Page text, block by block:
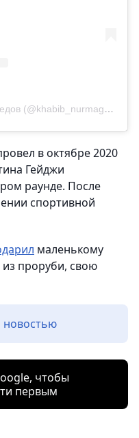
Публикация от Хабиб Нурмагомедов (@khabib_nurmagomedov)
в октябре 2020
Гейджи
раунде. После
спортивной
маленькому
из проруби, свою
новостью
чтобы
первым